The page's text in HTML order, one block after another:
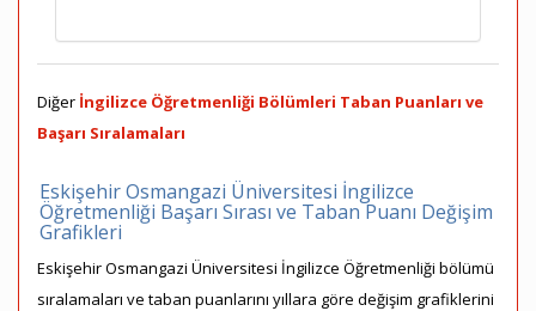
Diğer İngilizce Öğretmenliği Bölümleri Taban Puanları ve
Başarı Sıralamaları
Eskişehir Osmangazi Üniversitesi İngilizce
Öğretmenliği Başarı Sırası ve Taban Puanı Değişim
Grafikleri
Eskişehir Osmangazi Üniversitesi İngilizce Öğretmenliği bölümü
sıralamaları ve taban puanlarını yıllara göre değişim grafiklerini